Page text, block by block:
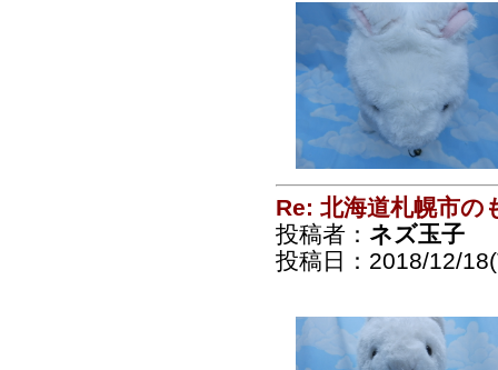
Re: 北海道札幌市の
投稿者： ネズ玉子
投稿日：2018/12/